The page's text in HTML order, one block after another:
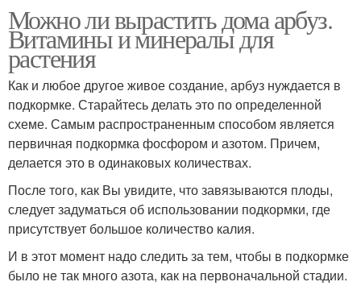
Можно ли вырастить дома арбуз.
Витамины и минералы для
растения
Как и любое другое живое создание, арбуз нуждается в
подкормке. Старайтесь делать это по определенной
схеме. Самым распространенным способом является
первичная подкормка фосфором и азотом. Причем,
делается это в одинаковых количествах.
После того, как Вы увидите, что завязываются плоды,
следует задуматься об использовании подкормки, где
присутствует большое количество калия.
И в этот момент надо следить за тем, чтобы в подкормке
было не так много азота, как на первоначальной стадии.